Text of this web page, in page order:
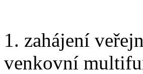
1. zahájení
venkovní